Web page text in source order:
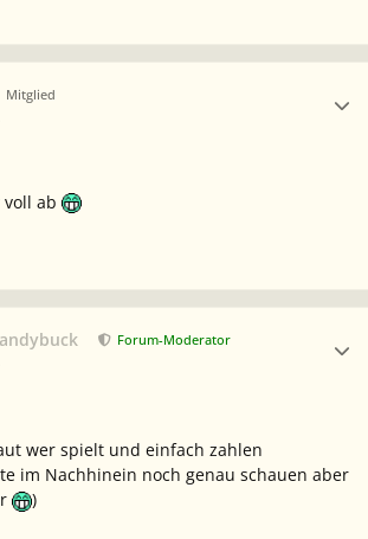
Mitglied
ab
Forum-Moderator
wer spielt und einfach zahlen
im Nachhinein noch genau schauen aber
)